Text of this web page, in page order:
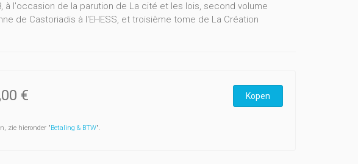
à l'occasion de la parution de La cité et les lois, second volume
de Castoriadis à l'EHESS, et troisième tome de La Création
€ Kopen
zie hieronder "Betaling & BTW".